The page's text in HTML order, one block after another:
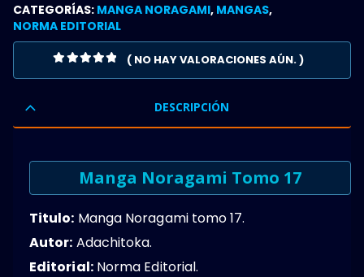
CATEGORÍAS: MANGA NORAGAMI, MANGAS,
NORMA EDITORIAL
( NO HAY VALORACIONES AÚN. )
DESCRIPCIÓN
Manga Noragami Tomo 17
Titulo: Manga Noragami tomo 17.
Autor: Adachitoka.
Editorial:Norma Editorial.